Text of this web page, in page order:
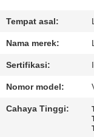
HUBUNGI
KAMI
BERITA
Tempat asal:
Nama merek:
Sertifikasi:
Nomor model:
Cahaya Tinggi: